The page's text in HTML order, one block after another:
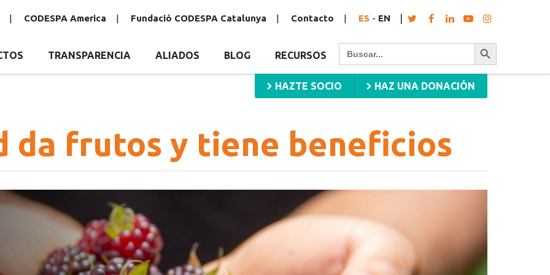
CODESPA America Fundació CODESPA Catalunya Contacto ES - EN
TRANSPARENCIA ALIADOS BLOG RECURSOS
Buscar: Botón de búsqueda
HAZTE SOCIO HAZ UNA DONACIÓN
da frutos y tiene beneficios